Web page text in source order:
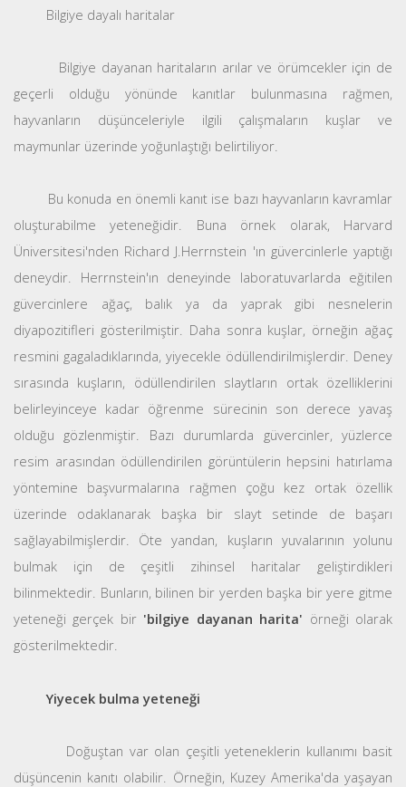
Bilgiye dayalı haritalar
Bilgiye dayanan haritaların arılar ve örümcekler için de
geçerli olduğu yönünde kanıtlar bulunmasına rağmen,
hayvanların düşünceleriyle ilgili çalışmaların kuşlar ve
maymunlar üzerinde yoğunlaştığı belirtiliyor.
Bu konuda en önemli kanıt ise bazı hayvanların kavramlar
oluşturabilme yeteneğidir. Buna örnek olarak, Harvard
Üniversitesi'nden Richard J.Herrnstein 'ın güvercinlerle yaptığı
deneydir. Herrnstein'ın deneyinde laboratuvarlarda eğitilen
güvercinlere ağaç, balık ya da yaprak gibi nesnelerin
diyapozitifleri gösterilmiştir. Daha sonra kuşlar, örneğin ağaç
resmini gagaladıklarında, yiyecekle ödüllendirilmişlerdir. Deney
sırasında kuşların, ödüllendirilen slaytların ortak özelliklerini
belirleyinceye kadar öğrenme sürecinin son derece yavaş
olduğu gözlenmiştir. Bazı durumlarda güvercinler, yüzlerce
resim arasından ödüllendirilen görüntülerin hepsini hatırlama
yöntemine başvurmalarına rağmen çoğu kez ortak özellik
üzerinde odaklanarak başka bir slayt setinde de başarı
sağlayabilmişlerdir. Öte yandan, kuşların yuvalarının yolunu
bulmak için de çeşitli zihinsel haritalar geliştirdikleri
bilinmektedir. Bunların, bilinen bir yerden başka bir yere gitme
yeteneği gerçek bir 'bilgiye dayanan harita' örneği olarak
gösterilmektedir.
Yiyecek bulma yeteneği
Doğuştan var olan çeşitli yeteneklerin kullanımı basit
düşüncenin kanıtı olabilir. Örneğin, Kuzey Amerika'da yaşayan